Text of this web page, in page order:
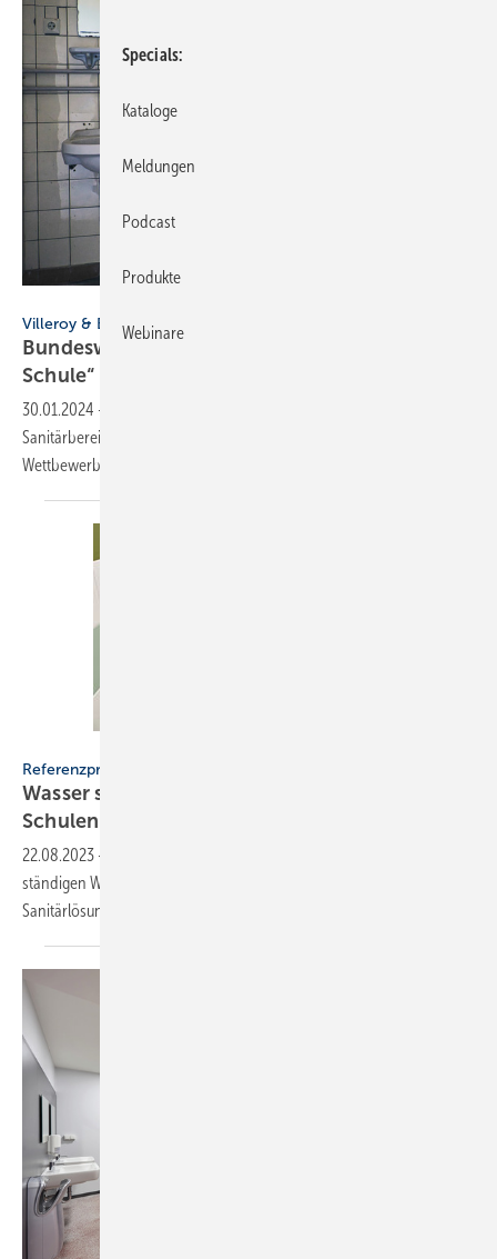
Villeroy & Boch
Bundesweiter Wettbewerb „Toiletten machen
Schule“
30.01.2024 -
Sanitärbereiche bis 23. April für den von V&B unterstützten
Wettbewerb „Toiletten machen Schule“
Referenzprojekt
Wasser sparen: langlebige Sanitärlösungen für
Schulen
22.08.2023 -
ständigen Wartungsarbeiten ein Ende setzen. Langlebige
Sanitärlösungen von Delabie brachten die
Specials
Kataloge
Meldungen
Podcast
Produkte
Webinare